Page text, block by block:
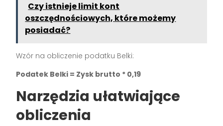
Czy istnieje limit kont
oszczędnościowych, które możemy
posiadać?
Wzór na obliczenie podatku Belki:
Podatek Belki = Zysk brutto * 0,19
Narzędzia ułatwiające
obliczenia